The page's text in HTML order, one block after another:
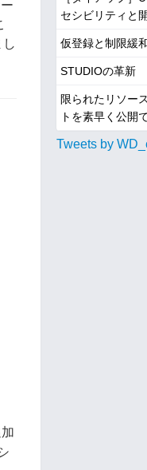
セシビリティと
仮登録と制限緩
STUDIOの革新
限られたリソー
トを素早く公開
Tweets by